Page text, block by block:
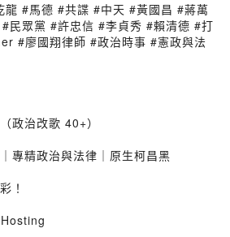
龍 #馬德 #共諜 #中天 #黃國昌 #蔣萬
民眾黨 #許忠信 #李貞秀 #賴清德 #打
#廖國翔律師 #政治時事 #憲政與法
政治改歌 40+）
專精政治與法律｜原生柯昌黑
！